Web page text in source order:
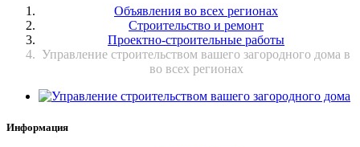
Объявления во всех регионах
Строительство и ремонт
Проектно-строительные работы
Управление строительством вашего загородного дома в
во всех регионах
Информация